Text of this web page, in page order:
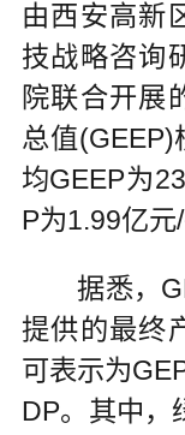
由西安高新
技战略咨询
院联合开展
总值
均GEEP为
P为1.99亿元/
据悉，
提供的最终
可表示为
DP。其中，